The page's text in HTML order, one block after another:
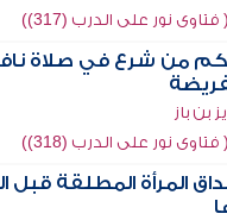
نور على الدرب (317))
من شرع في صلاة
بن باز
نور على الدرب (318))
المرأة المطلقة قبل